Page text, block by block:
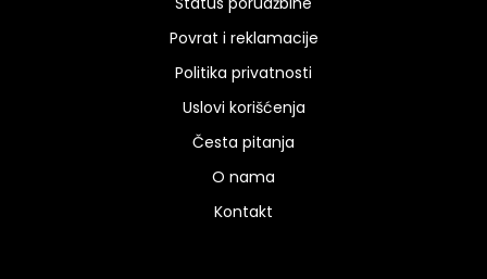
Povrat i reklamacije
Politika privatnosti
Uslovi korišćenja
Česta pitanja
O nama
Kontakt